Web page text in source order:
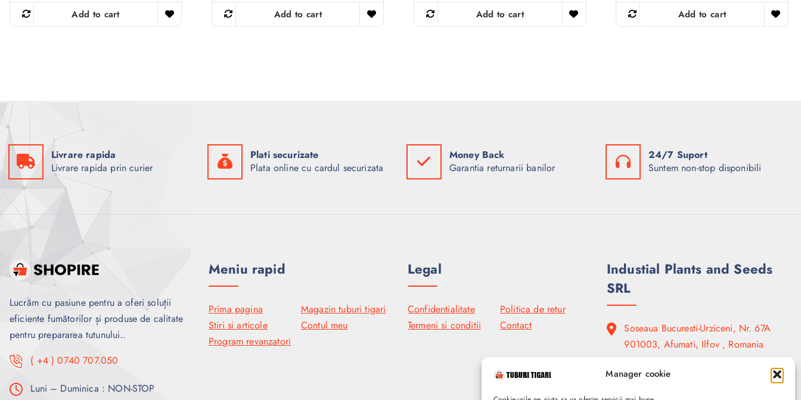
Manager cookie
Add to cart Add to cart Add to cart Add to cart
Livrare rapida
Livrare rapida prin curier
Plati securizate
Plata online cu cardul securizata
Money Back
Garantia returnarii banilor
24/7 Suport
Suntem non-stop disponibili
Lucrăm cu pasiune pentru a oferi soluții
eficiente fumătorilor și produse de calitate
pentru prepararea tutunului..
( +4 ) 0740 707.050
Luni – Duminica : NON-STOP
Meniu rapid
Prima pagina
Magazin tuburi tigari
Stiri si articole
Contul meu
Program revanzatori
Legal
Confidentialitate
Politica de retur
Termeni si conditii
Contact
Industial Plants and Seeds
SRL
Soseaua Bucuresti-Urziceni, Nr. 67A
901003, Afumati, Ilfov , Romania
( +4 ) 0740 707.050